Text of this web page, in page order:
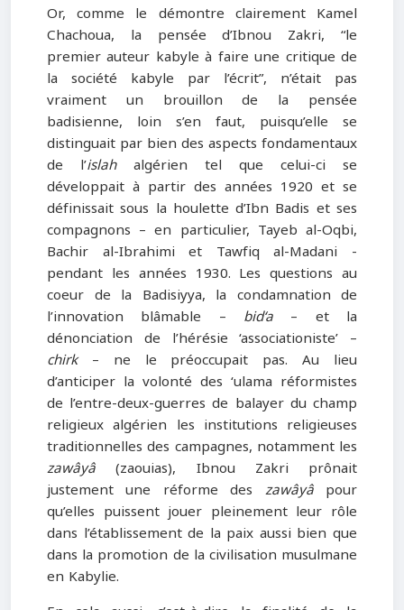
Or, comme le démontre clairement Kamel
Chachoua, la pensée d’Ibnou Zakri, “le
premier auteur kabyle à faire une critique de
la société kabyle par l’écrit”, n’était pas
vraiment un brouillon de la pensée
badisienne, loin s’en faut, puisqu’elle se
distinguait par bien des aspects fondamentaux
de l’islahalgérien tel que celui-ci se
développait à partir des années 1920 et se
définissait sous la houlette d’Ibn Badis et ses
compagnons – en particulier, Tayeb al-Oqbi,
Bachir al-Ibrahimi et Tawfiq al-Madani -
pendant les années 1930. Les questions au
coeur de la Badisiyya, la condamnation de
l’innovation blâmable – bid‘a – et la
dénonciation de l’hérésie ‘associationiste’ –
chirk– ne le préoccupait pas. Au lieu
d’anticiper la volonté des ‘ulama réformistes
de l’entre-deux-guerres de balayer du champ
religieux algérien les institutions religieuses
traditionnelles des campagnes, notamment les
zawâyâ(zaouias), Ibnou Zakri prônait
justement une réforme des zawâyâpour
qu’elles puissent jouer pleinement leur rôle
dans l’établissement de la paix aussi bien que
dans la promotion de la civilisation musulmane
en Kabylie.